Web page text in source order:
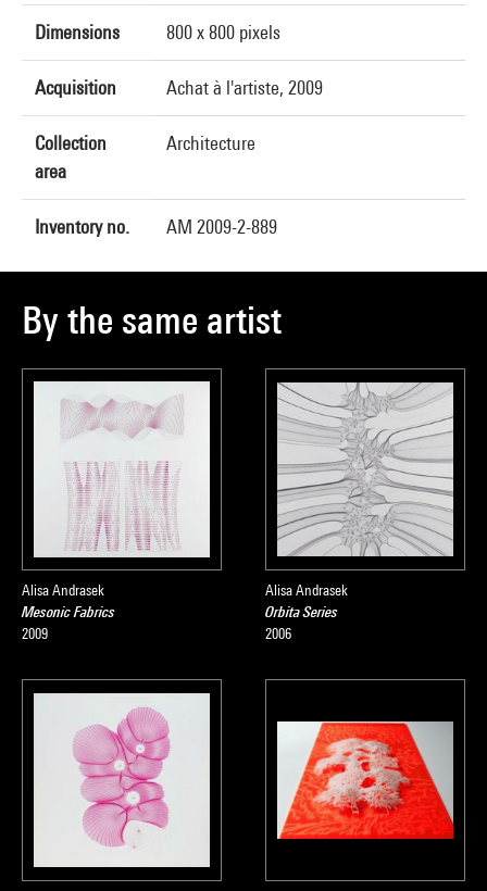
Dimensions 800 x 800 pixels
Acquisition Achat à l'artiste, 2009
Collection
area
Architecture
Inventory no. AM 2009-2-889
By the same artist
Alisa Andrasek
Mesonic Fabrics
2009
Alisa Andrasek
Orbita Series
2006